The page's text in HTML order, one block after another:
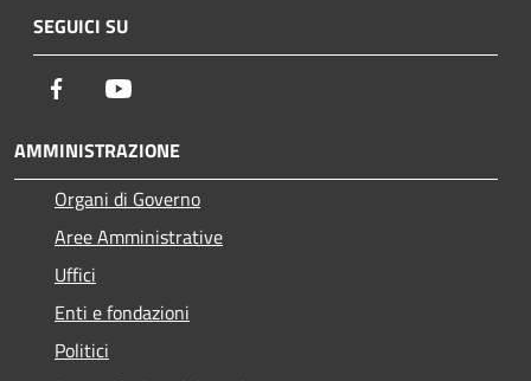
SEGUICI SU
Facebook
AMMINISTRAZIONE
Organi di Governo
Aree Amministrative
Uffici
Enti e fondazioni
Politici